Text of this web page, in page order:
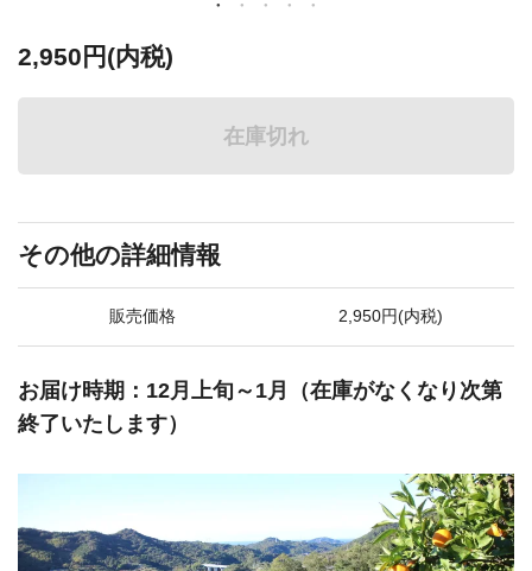
2,950円(内税)
在庫切れ
その他の詳細情報
販売価格 2,950円(内税)
お届け時期：12月上旬～1月（在庫がなくなり次第
終了いたします）